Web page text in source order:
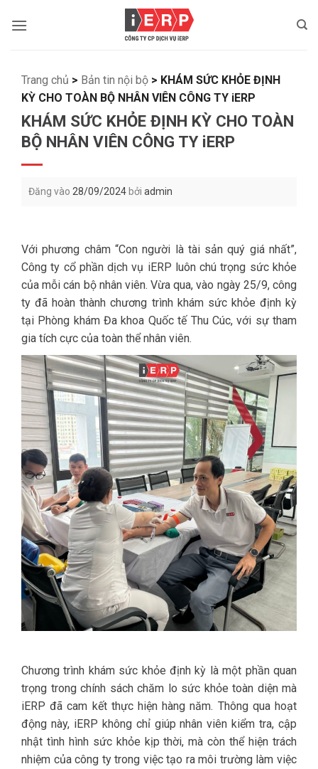
qua
Trang chủ > Bản tin nội bộ > KHÁM SỨC KHỎE ĐỊNH
KỲ CHO TOÀN BỘ NHÂN VIÊN CÔNG TY iERP
KHÁM SỨC KHỎE ĐỊNH KỲ CHO TOÀN
BỘ NHÂN VIÊN CÔNG TY iERP
Đăng vào 28/09/2024bởi admin
Với phương châm “Con người là tài sản quý giá nhất”,
Công ty cổ phần dịch vụ iERP luôn chú trọng sức khỏe
của mỗi cán bộ nhân viên. Vừa qua, vào ngày 25/9, công
ty đã hoàn thành chương trình khám sức khỏe định kỳ
tại Phòng khám Đa khoa Quốc tế Thu Cúc, với sự tham
gia tích cực của toàn thể nhân viên.
Chương trình khám sức khỏe định kỳ là một phần quan
trọng trong chính sách chăm lo sức khỏe toàn diện mà
iERP đã cam kết thực hiện hàng năm. Thông qua hoạt
động này, iERP không chỉ giúp nhân viên kiểm tra, cập
nhật tình hình sức khỏe kịp thời, mà còn thể hiện trách
nhiệm của công ty trong việc tạo ra môi trường làm việc